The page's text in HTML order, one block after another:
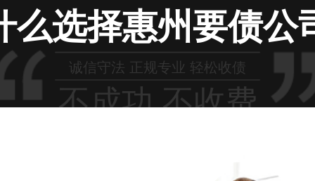
么选择惠州要债公
诚信守法 正规专业 轻松收债
不成功 不收费